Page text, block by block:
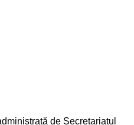
de Secretariatul